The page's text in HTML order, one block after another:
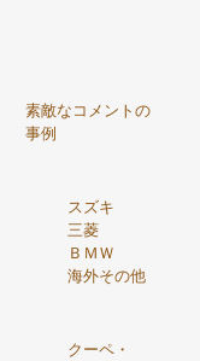
素敵なコメントの
事例
スズキ
三菱
ＢＭＷ
海外その他
クーペ・